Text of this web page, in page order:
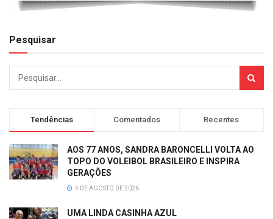
Pesquisar
Tendências Comentados Recentes
AOS 77 ANOS, SANDRA BARONCELLI VOLTA AO
TOPO DO VOLEIBOL BRASILEIRO E INSPIRA
GERAÇÕES
4 DE AGOSTO DE 2026
UMA LINDA CASINHA AZUL